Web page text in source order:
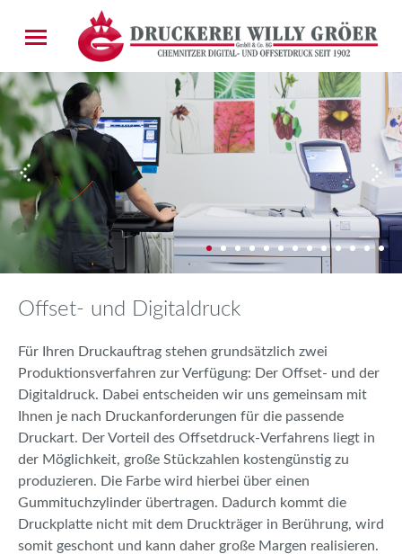
Offset- und Digitaldruck
Für Ihren Druckauftrag stehen grundsätzlich zwei
Produktionsverfahren zur Verfügung: Der Offset- und der
Digitaldruck. Dabei entscheiden wir uns gemeinsam mit
Ihnen je nach Druckanforderungen für die passende
Druckart. Der Vorteil des Offsetdruck-Verfahrens liegt in
der Möglichkeit, große Stückzahlen kostengünstig zu
produzieren. Die Farbe wird hierbei über einen
Gummituchzylinder übertragen. Dadurch kommt die
Druckplatte nicht mit dem Druckträger in Berührung, wird
somit geschont und kann daher große Margen realisieren.